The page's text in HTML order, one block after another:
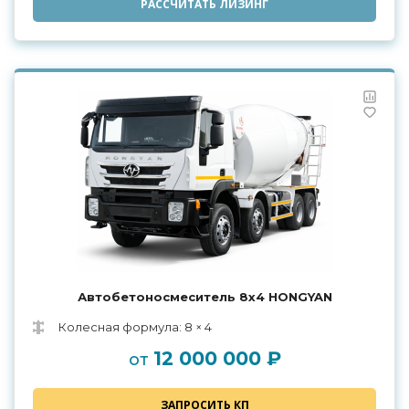
РАССЧИТАТЬ ЛИЗИНГ
Автобетоносмеситель 8х4 HONGYAN
Колесная формула: 8 × 4
от 12 000 000 ₽
ЗАПРОСИТЬ КП